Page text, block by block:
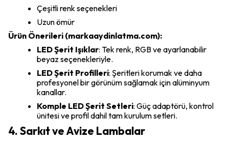
Çeşitli renk seçenekleri
Uzun ömür
Ürün Önerileri (markaaydinlatma.com):
LED Şerit Işıklar: Tek renk, RGB ve ayarlanabilir
beyaz seçenekleriyle.
LED Şerit Profilleri: Şeritleri korumak ve daha
profesyonel bir görünüm sağlamak için alüminyum
kanallar.
Komple LED Şerit Setleri: Güç adaptörü, kontrol
ünitesi ve profil dahil tam kurulum setleri.
4. Sarkıt ve Avize Lambalar